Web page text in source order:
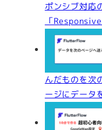
ポンシブ対応
「
んだものを次
ージにデータ